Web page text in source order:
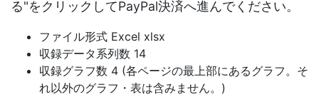
る"をクリックしてPayPal決済へ進んでください。
ファイル形式 Excel xlsx
収録データ系列数 14
収録グラフ数 4 (各ページの最上部にあるグラフ。そ
れ以外のグラフ・表は含みません。)